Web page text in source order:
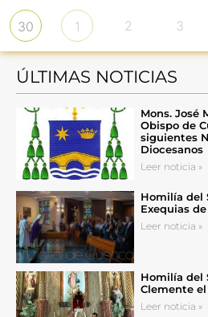
30 1 2 3
ÚLTIMAS NOTICIAS
Mons. José
Obispo de
siguientes
Diocesanos
Leer noticia »
Homilía del
Exequias
Leer noticia »
Homilía del
Clemente el
Leer noticia »